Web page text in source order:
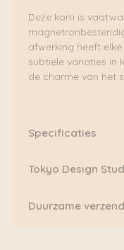
Deze kom is
afwerking heeft
subtiele variaties in
de charme van het
Specificaties
Materiaal: Keramiek
Tokyo Design
Van Nederlands
Duurzame